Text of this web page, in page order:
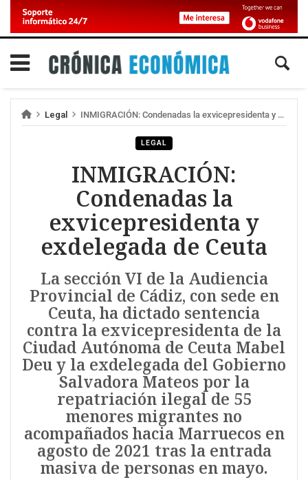
Legal INMIGRACIÓN: Condenadas la exvicepresidenta y exdelegada de Ceuta
LEGAL
INMIGRACIÓN:
Condenadas la
exvicepresidenta y
exdelegada de Ceuta
La sección VI de la Audiencia
Provincial de Cádiz, con sede en
Ceuta, ha dictado sentencia
contra la exvicepresidenta de la
Ciudad Autónoma de Ceuta Mabel
Deu y la exdelegada del Gobierno
Salvadora Mateos por la
repatriación ilegal de 55
menores migrantes no
acompañados hacia Marruecos en
agosto de 2021 tras la entrada
masiva de personas en mayo.